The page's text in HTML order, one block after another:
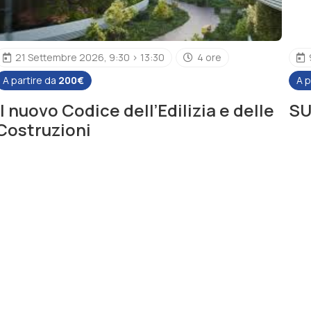
21 Settembre 2026, 9:30 > 13:30
4 ore
A partire da 200€
nuovo Codice dell’Edilizia e delle
A